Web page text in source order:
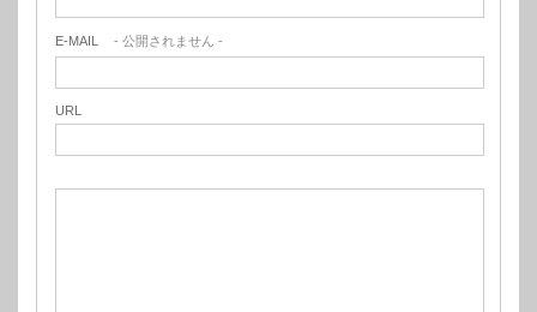
E-MAIL - 公開されません -
URL